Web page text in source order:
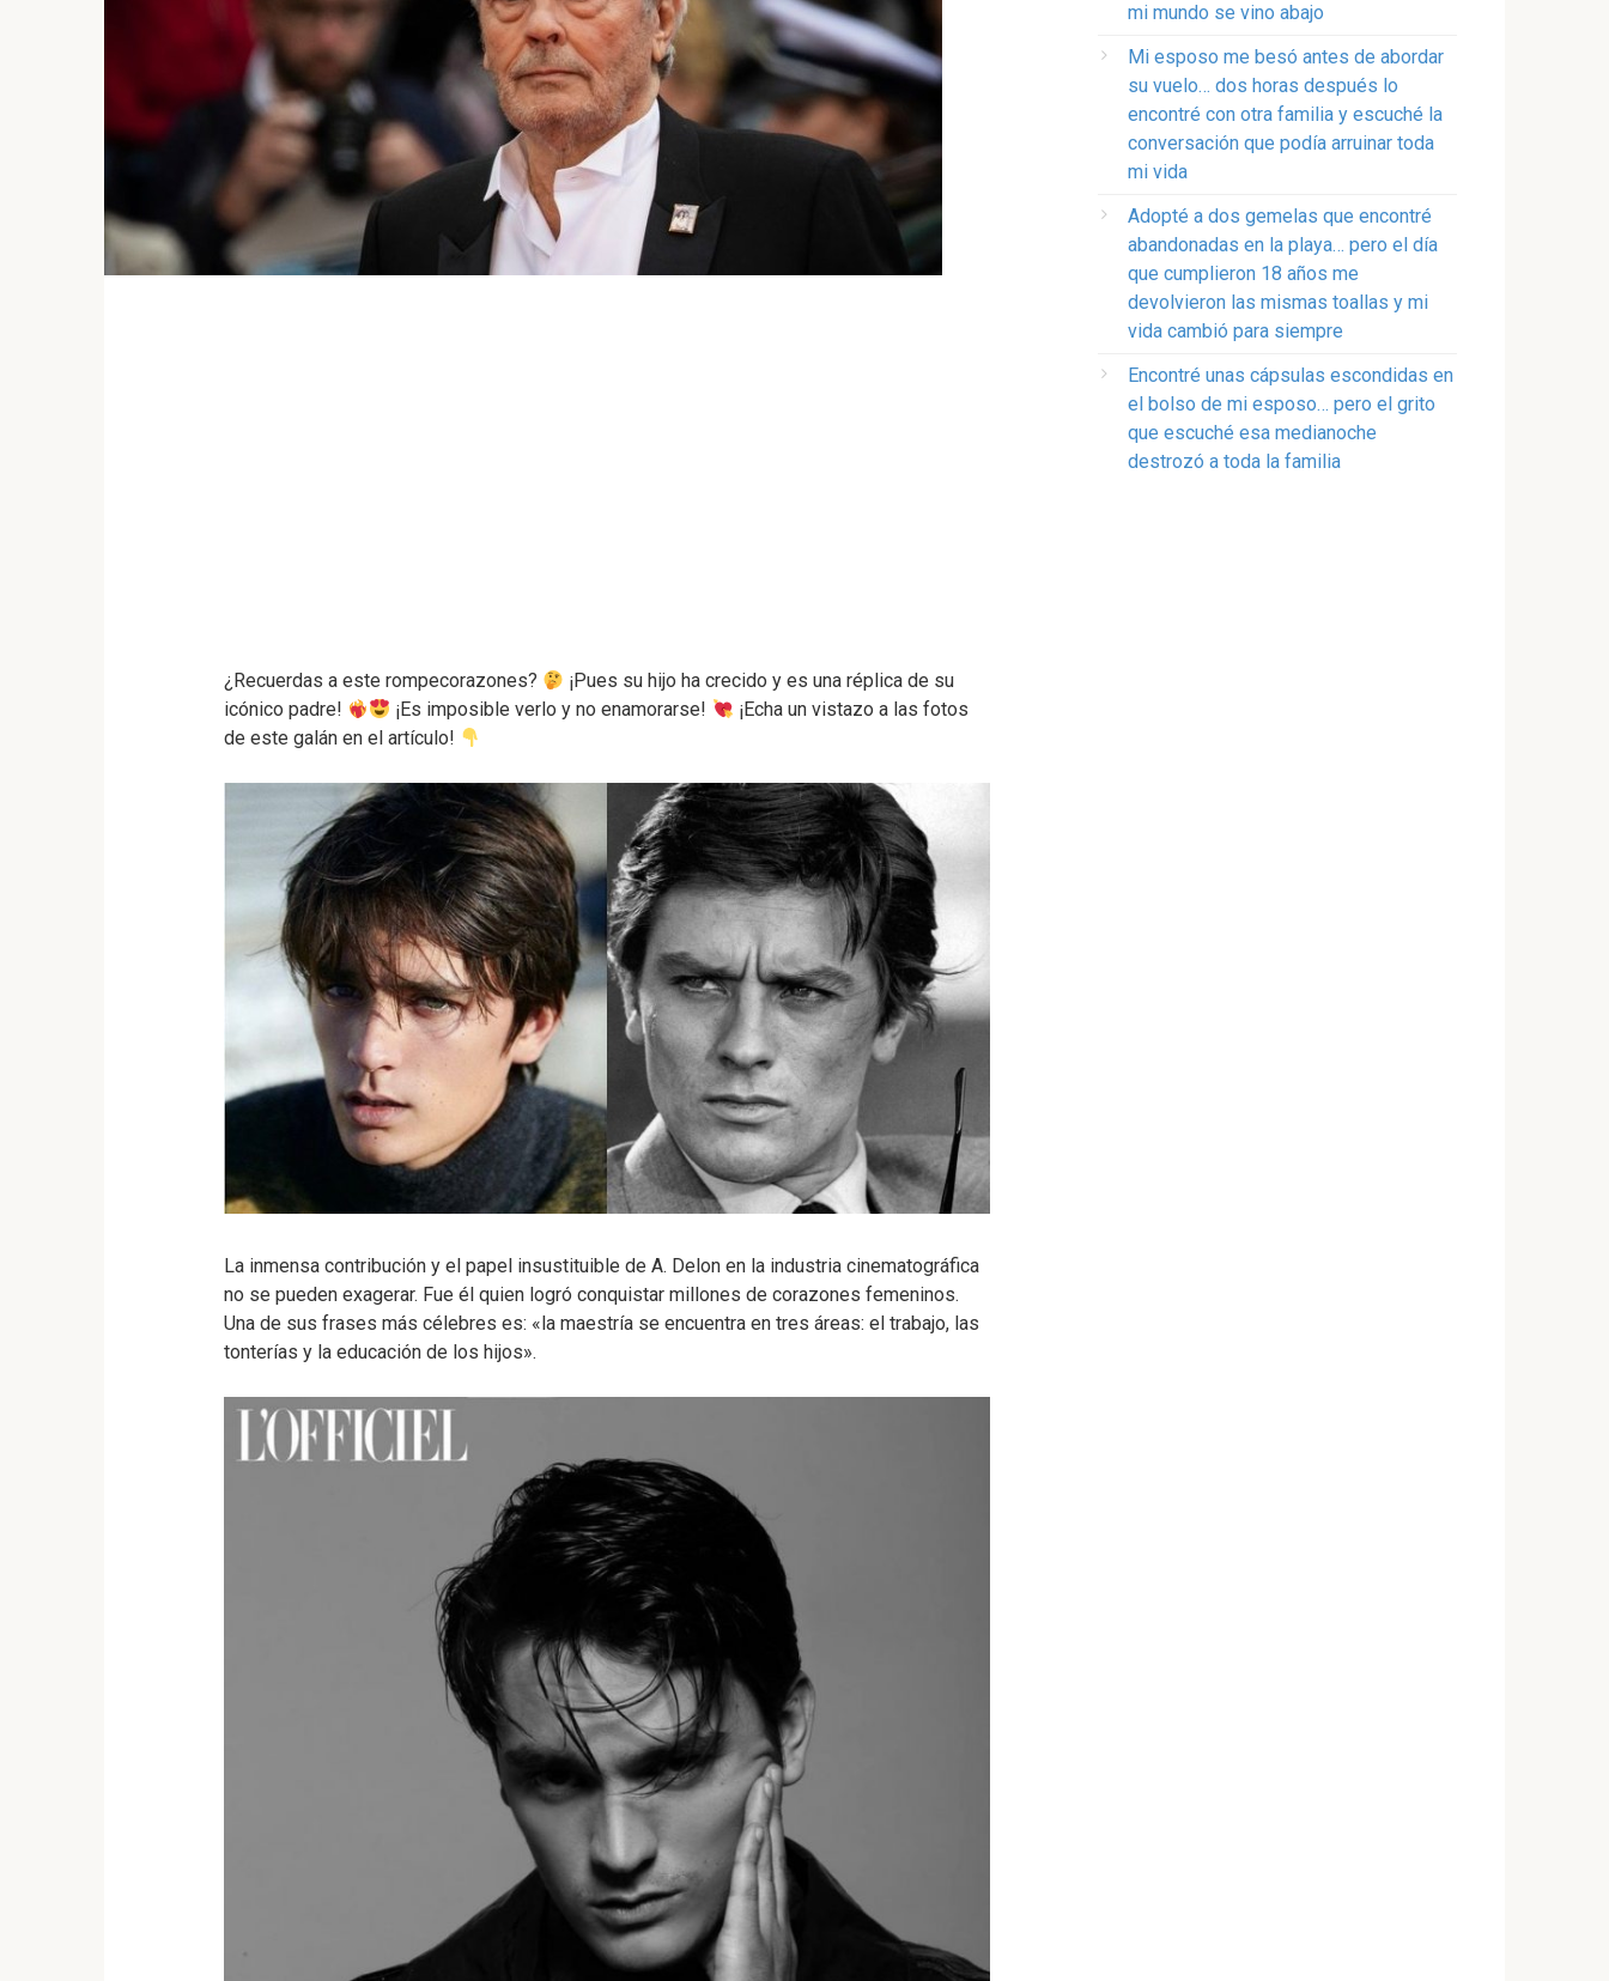
¿Recuerdas a este rompecorazones?
¡Pues su hijo ha crecido y es una réplica de su
icónico padre!
¡Es imposible verlo y no enamorarse!
¡Echa un vistazo a las fotos
de este galán en el artículo!
La inmensa contribución y el papel insustituible de A. Delon en la industria cinematográfica
no se pueden exagerar. Fue él quien logró conquistar millones de corazones femeninos.
Una de sus frases más célebres es: «la maestría se encuentra en tres áreas: el trabajo, las
tonterías y la educación de los hijos».
mi mundo se vino abajo
Mi esposo me besó antes de abordar
su vuelo… dos horas después lo
encontré con otra familia y escuché la
conversación que podía arruinar toda
mi vida
Adopté a dos gemelas que encontré
abandonadas en la playa… pero el día
que cumplieron 18 años me
devolvieron las mismas toallas y mi
vida cambió para siempre
Encontré unas cápsulas escondidas en
el bolso de mi esposo… pero el grito
que escuché esa medianoche
destrozó a toda la familia